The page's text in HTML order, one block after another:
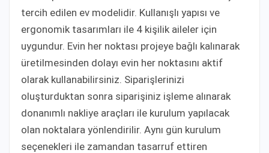
tercih edilen ev modelidir. Kullanışlı yapısı ve
ergonomik tasarımları ile 4 kişilik aileler için
uygundur. Evin her noktası projeye bağlı kalınarak
üretilmesinden dolayı evin her noktasını aktif
olarak kullanabilirsiniz. Siparişlerinizi
oluşturduktan sonra siparişiniz işleme alınarak
donanımlı nakliye araçları ile kurulum yapılacak
olan noktalara yönlendirilir. Aynı gün kurulum
seçenekleri ile zamandan tasarruf ettiren